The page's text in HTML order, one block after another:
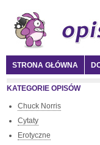
STRONA GŁÓWNA
KATEGORIE OPISÓW
Chuck Norris
Cytaty
Erotyczne